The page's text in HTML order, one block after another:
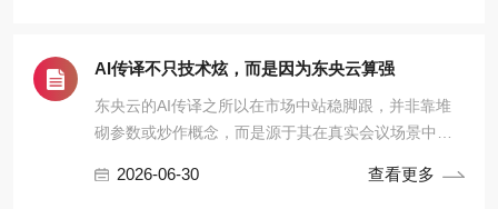
AI传译不只技术炫，而是因为东央云算强
东央云的AI传译之所以在市场中站稳脚跟，并非靠堆
砌参数或炒作概念，而是源于其在真实会议场景中展
地能力的综合优势。
2026-06-30 查看更多